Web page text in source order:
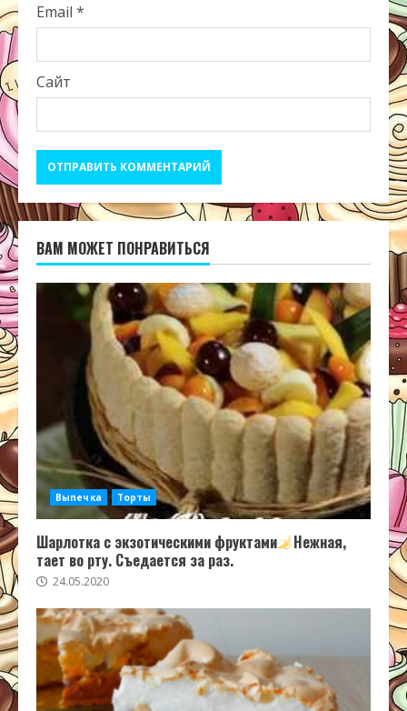
Email *
Сайт
ВАМ МОЖЕТ ПОНРАВИТЬСЯ
Выпечка Торты
Шарлотка с экзотическими фруктами
Нежная,
тает во рту. Съедается за раз.
24.05.2020